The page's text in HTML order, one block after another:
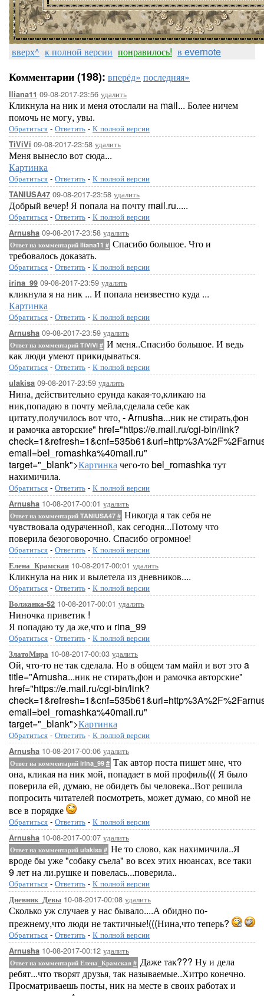
вверх^ к полной версии понравилось! в evernote
Комментарии (198): вперёд» последняя»
Iliana11 09-08-2017-23:56 удалить
Кликнула на ник и меня отослали на mail... Более ничем
помочь не могу, увы.
Обратиться - Ответить - К полной версии
TiViVi 09-08-2017-23:58 удалить
Меня вынесло вот сюда...
Картинка
Обратиться - Ответить - К полной версии
TANIUSA47 09-08-2017-23:58 удалить
Добрый вечер! Я попала на почту mail.ru.....
Обратиться - Ответить - К полной версии
Arnusha 09-08-2017-23:58 удалить
Ответ на комментарий Iliana11 # Спасибо большое. Что и
требовалось доказать.
Обратиться - Ответить - К полной версии
irina_99 09-08-2017-23:59 удалить
кликнула я на ник ... И попала неизвестно куда ...
Картинка
Обратиться - Ответить - К полной версии
Arnusha 09-08-2017-23:59 удалить
Ответ на комментарий TiViVi # И меня..Спасибо большое. И ведь
как люди умеют прикидываться.
Обратиться - Ответить - К полной версии
ulakisa 09-08-2017-23:59 удалить
Нина, действительно ерунда какая-то,кликаю на
ник,попадаю в почту мейла,сделала себе как
цитату,получилось вот что, - Arnusha...ник не стирать,фон
и рамочка авторские" href="https://e.mail.ru/cgi-bin/link?
email=bel_romashka%40mail.ru"
target="_blank">Картинкачего-то bel_romashka тут
нахимичила.
Обратиться - Ответить - К полной версии
Arnusha 10-08-2017-00:01 удалить
Ответ на комментарий TANIUSA47 # Никогда я так себя не
чувствовала одураченной, как сегодня...Потому что
поверила безоговорочно. Спасибо огромное!
Обратиться - Ответить - К полной версии
Елена_Крамская 10-08-2017-00:01 удалить
Кликнула на ник и вылетела из дневников....
Обратиться - Ответить - К полной версии
Волжанка-52 10-08-2017-00:01 удалить
Ниночка приветик !
Я попадаю ту да же,что и rina_99
Обратиться - Ответить - К полной версии
ЗлатоМира 10-08-2017-00:03 удалить
Ой, что-то не так сделала. Но в общем там майл и вот это a
title="Arnusha...ник не стирать,фон и рамочка авторские"
href="https://e.mail.ru/cgi-bin/link?
email=bel_romashka%40mail.ru"
target="_blank">Картинка
Обратиться - Ответить - К полной версии
Arnusha 10-08-2017-00:06 удалить
Ответ на комментарий irina_99 # Так автор поста пишет мне, что
она, кликая на ник мой, попадает в мой профиль((( Я было
поверила ей, думаю, не обидеть бы человека..Вот решила
попросить читателей посмотреть, может думаю, со мной не
все в порядке
Обратиться - Ответить - К полной версии
Arnusha 10-08-2017-00:07 удалить
Ответ на комментарий ulakisa # Не то слово, как нахимичила..Я
вроде бы уже "собаку съела" во всех этих нюансах, все таки
9 лет на ли.рушке и повелась...поверила..
Обратиться - Ответить - К полной версии
Дневник_Девы 10-08-2017-00:08 удалить
Сколько уж случаев у нас бывало....А обидно по-
прежнему,что люди не тактичные!(((Нина,что теперь?
Обратиться - Ответить - К полной версии
Arnusha 10-08-2017-00:12 удалить
Ответ на комментарий Елена_Крамская # Даже так??? Ну и дела
ребят...что творят друзья, так называемые..Хитро конечно.
Просматриваешь посты, ник на месте в своих работах и